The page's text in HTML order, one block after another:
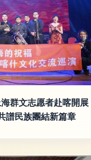
群文志愿者赴喀開展
譜民族團結新篇章